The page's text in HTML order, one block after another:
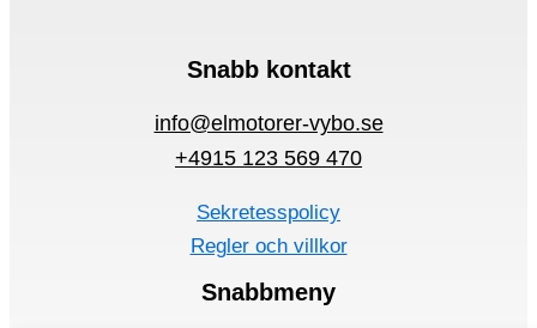
Snabb kontakt
info@elmotorer-vybo.se
+4915 123 569 470
Sekretesspolicy
Regler och villkor
Snabbmeny